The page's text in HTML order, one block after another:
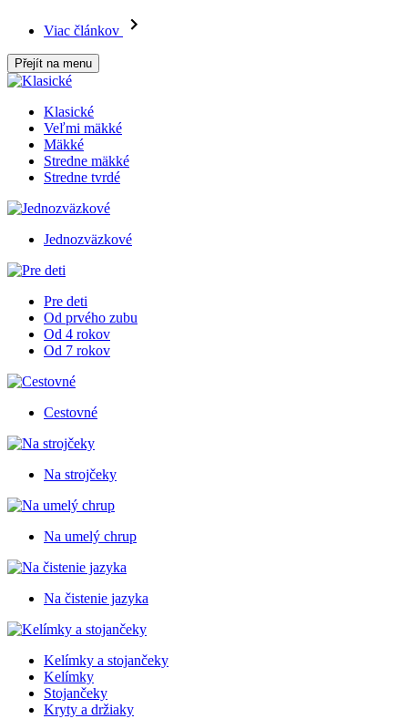
Viac článkov
Přejít na menu
Klasické
Veľmi mäkké
Mäkké
Stredne mäkké
Stredne tvrdé
Jednozväzkové
Pre deti
Od prvého zubu
Od 4 rokov
Od 7 rokov
Cestovné
Na strojčeky
Na umelý chrup
Na čistenie jazyka
Kelímky a stojančeky
Kelímky
Stojančeky
Kryty a držiaky